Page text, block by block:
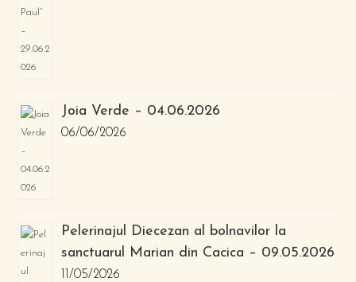
Joia Verde – 04.06.2026
06/06/2026
Pelerinajul Diecezan al bolnavilor la
sanctuarul Marian din Cacica – 09.05.2026
11/05/2026